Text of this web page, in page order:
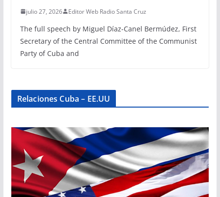
julio 27, 2026 Editor Web Radio Santa Cruz
The full speech by Miguel Díaz-Canel Bermúdez, First
Secretary of the Central Committee of the Communist
Party of Cuba and
Relaciones Cuba – EE.UU